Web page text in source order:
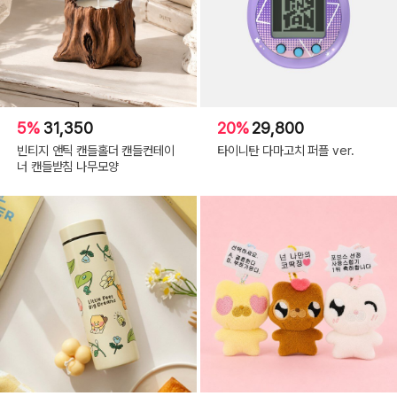
5% 31,350
빈티지 앤틱 캔들홀더 캔들컨테이
너 캔들받침 나무모양
20%29,800
타이니탄 다마고치 퍼플 ver.